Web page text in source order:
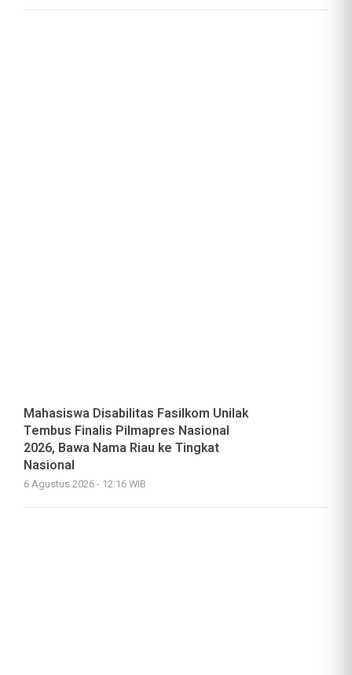
Mahasiswa Disabilitas Fasilkom Unilak
Tembus Finalis Pilmapres Nasional
2026, Bawa Nama Riau ke Tingkat
Nasional
6 Agustus 2026 - 12:16 WIB